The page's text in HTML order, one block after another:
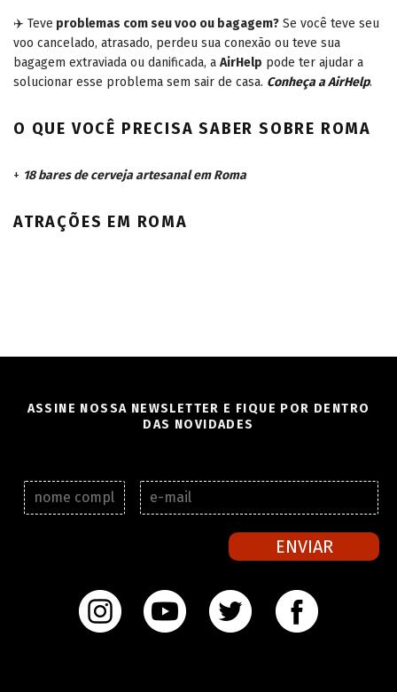
✈️ Teve problemas com seu voo ou bagagem? Se você teve seu
voo cancelado, atrasado, perdeu sua conexão ou teve sua
bagagem extraviada ou danificada, a AirHelp pode ter ajudar a
solucionar esse problema sem sair de casa. Conheça a AirHelp.
O QUE VOCÊ PRECISA SABER SOBRE ROMA
+ 18 bares de cerveja artesanal em Roma
ATRAÇÕES EM ROMA
ASSINE NOSSA NEWSLETTER E FIQUE POR DENTRO
DAS NOVIDADES
N
o
ENVIAR